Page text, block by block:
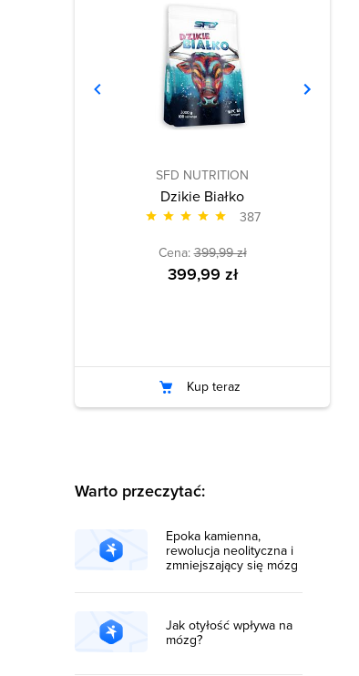
SFD NUTRITION
Dzikie Białko
387
Cena:399,99 zł
399,99 zł
Kup teraz
Warto przeczytać:
Epoka kamienna,
rewolucja neolityczna i
zmniejszający się mózg
Jak otyłość wpływa na
mózg?